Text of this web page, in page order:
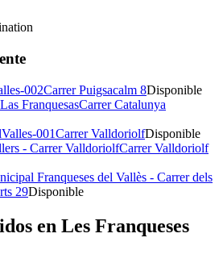
002Carrer Puigsacalm 8Disponible
FranquesasCarrer Catalunya
001Carrer ValldoriolfDisponible
- Carrer ValldoriolfCarrer Valldoriolf
Franqueses del Vallès - Carrer dels
29Disponible
en Les Franqueses